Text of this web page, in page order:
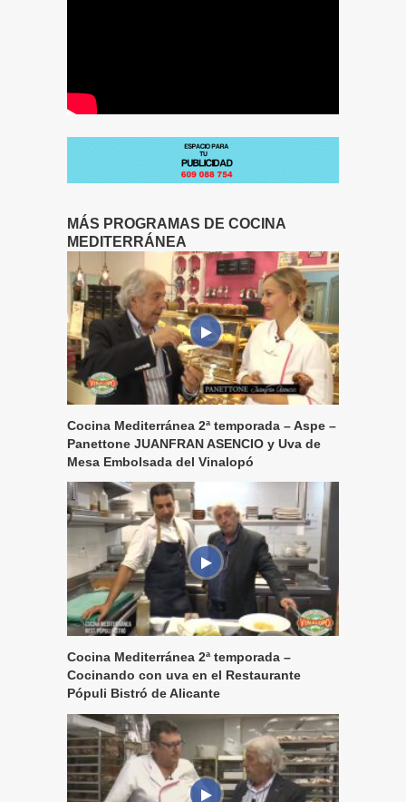
MÁS PROGRAMAS DE COCINA
MEDITERRÁNEA
Cocina Mediterránea 2ª temporada – Aspe –
Panettone JUANFRAN ASENCIO y Uva de
Mesa Embolsada del Vinalopó
Cocina Mediterránea 2ª temporada –
Cocinando con uva en el Restaurante
Pópuli Bistró de Alicante